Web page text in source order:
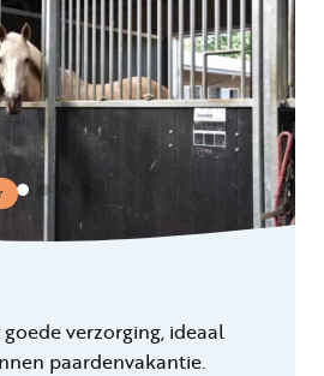
verzorging, ideaal
paardenvakantie.